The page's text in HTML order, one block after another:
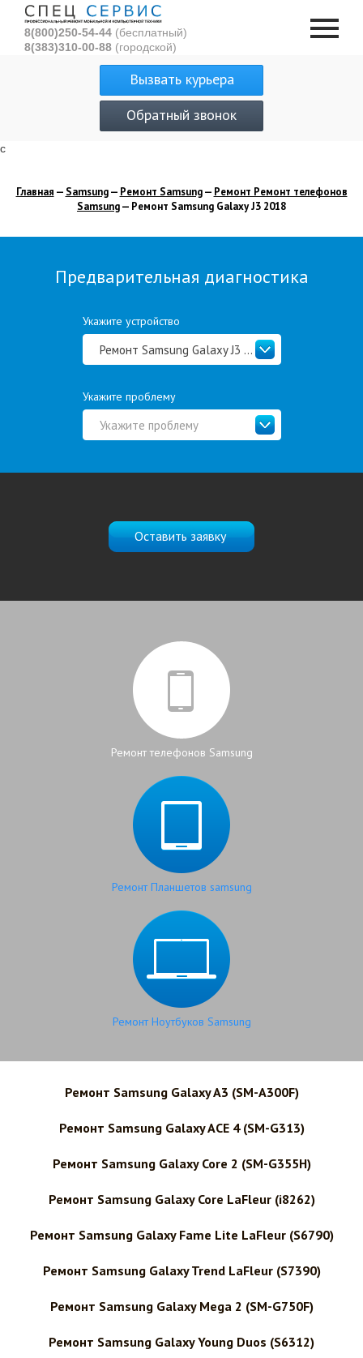
с
8(800)250-54-44 (бесплатный)
8(383)310-00-88 (городской)
Вызвать курьера
Обратный звонок
Главная — Samsung— Ремонт Samsung— Ремонт Ремонт телефонов
Samsung— Ремонт Samsung Galaxy J3 2018
Предварительная диагностика
Укажите устройство
Ремонт Samsung Galaxy J3 2018
Укажите проблему
Укажите проблему
Оставить заявку
Ремонт телефонов Samsung
Ремонт Планшетов samsung
Ремонт Ноутбуков Samsung
Ремонт Samsung Galaxy A3 (SM-A300F)
Ремонт Samsung Galaxy ACE 4 (SM-G313)
Ремонт Samsung Galaxy Core 2 (SM-G355H)
Ремонт Samsung Galaxy Core LaFleur (i8262)
Ремонт Samsung Galaxy Fame Lite LaFleur (S6790)
Ремонт Samsung Galaxy Trend LaFleur (S7390)
Ремонт Samsung Galaxy Mega 2 (SM-G750F)
Ремонт Samsung Galaxy Young Duos (S6312)